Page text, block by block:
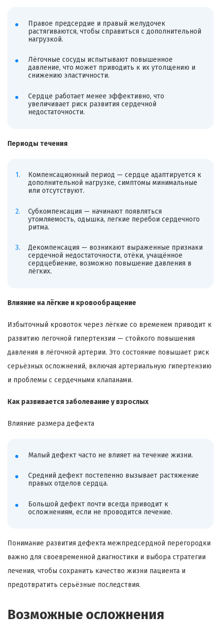
Правое предсердие и правый желудочек
растягиваются, чтобы справиться с дополнительной
нагрузкой.
Лёгочные сосуды испытывают повышенное
давление, что может приводить к их утолщению и
снижению эластичности.
Сердце работает менее эффективно, что
увеличивает риск развития сердечной
недостаточности.
Периоды течения
Компенсационный период — сердце адаптируется к
дополнительной нагрузке, симптомы минимальные
или отсутствуют.
Субкомпенсация — начинают появляться
утомляемость, одышка, легкие перебои сердечного
ритма.
Декомпенсация — возникают выраженные признаки
сердечной недостаточности, отёки, учащённое
сердцебиение, возможно повышение давления в
лёгких.
Влияние на лёгкие и кровообращение
Избыточный кровоток через лёгкие со временем приводит к
развитию легочной гипертензии — стойкого повышения
давления в лёгочной артерии. Это состояние повышает риск
серьёзных осложнений, включая артериальную гипертензию
и проблемы с сердечными клапанами.
Как развивается заболевание у взрослых
Влияние размера дефекта
Малый дефект часто не влияет на течение жизни.
Средний дефект постепенно вызывает растяжение
правых отделов сердца.
Большой дефект почти всегда приводит к
осложнениям, если не проводится лечение.
Понимание развития дефекта межпредсердной перегородки
важно для своевременной диагностики и выбора стратегии
лечения, чтобы сохранить качество жизни пациента и
предотвратить серьёзные последствия.
Возможные осложнения